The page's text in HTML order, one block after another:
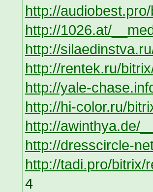
http://
http://1026.at/
http://
http://rentek.ru/
http://yale-
http://hi-color.ru/
http://awinthya.de/
http://dresscircle-
http://tadi.pro/bitrix/
4